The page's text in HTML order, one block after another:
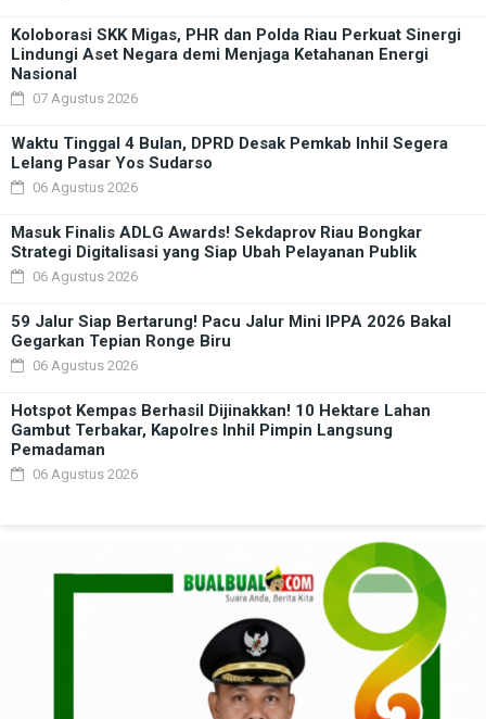
Koloborasi SKK Migas, PHR dan Polda Riau Perkuat Sinergi
Lindungi Aset Negara demi Menjaga Ketahanan Energi
Nasional
07 Agustus 2026
Waktu Tinggal 4 Bulan, DPRD Desak Pemkab Inhil Segera
Lelang Pasar Yos Sudarso
06 Agustus 2026
Masuk Finalis ADLG Awards! Sekdaprov Riau Bongkar
Strategi Digitalisasi yang Siap Ubah Pelayanan Publik
06 Agustus 2026
59 Jalur Siap Bertarung! Pacu Jalur Mini IPPA 2026 Bakal
Gegarkan Tepian Ronge Biru
06 Agustus 2026
Hotspot Kempas Berhasil Dijinakkan! 10 Hektare Lahan
Gambut Terbakar, Kapolres Inhil Pimpin Langsung
Pemadaman
06 Agustus 2026